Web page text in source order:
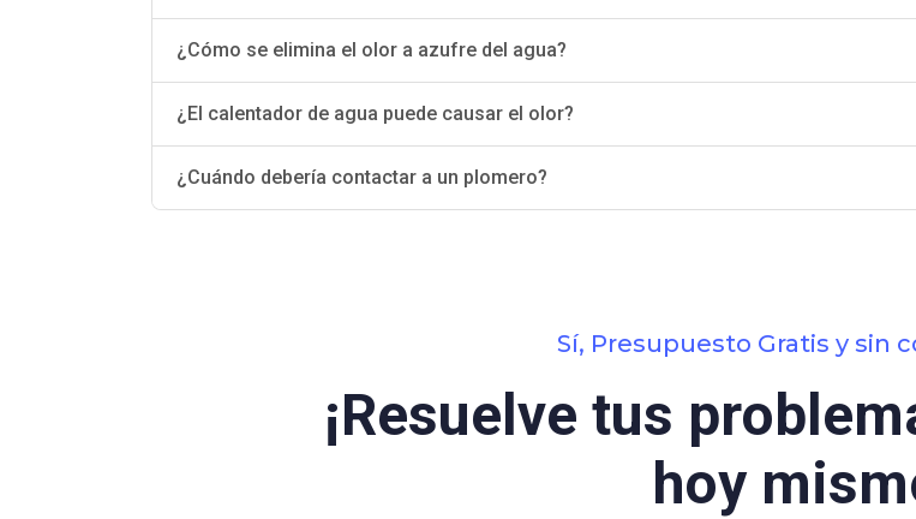
¿Cómo se elimina el olor a azufre del agua?
¿El calentador de agua puede causar el olor?
¿Cuándo debería contactar a un plomero?
Sí, Presupuesto Gratis y sin
¡Resuelve tus
hoy